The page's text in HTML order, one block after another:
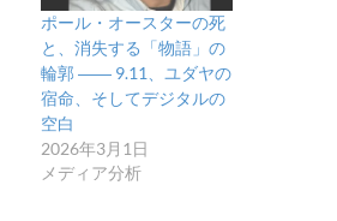
ポール・オースターの死
と、消失する「物語」の
輪郭 ―― 9.11、ユダヤの
宿命、そしてデジタルの
空白
2026年3月1日
メディア分析